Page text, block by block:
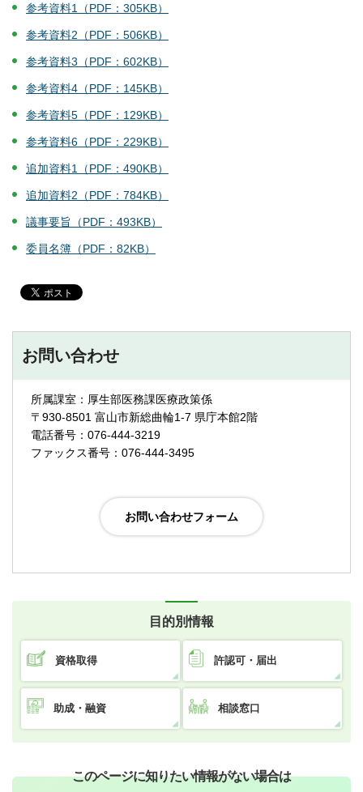
参考資料1（PDF：305KB）
参考資料2（PDF：506KB）
参考資料3（PDF：602KB）
参考資料4（PDF：145KB）
参考資料5（PDF：129KB）
参考資料6（PDF：229KB）
追加資料1（PDF：490KB）
追加資料2（PDF：784KB）
議事要旨（PDF：493KB）
委員名簿（PDF：82KB）
お問い合わせ
所属課室：厚生部医務課医療政策係
〒930-8501 富山市新総曲輪1-7 県庁本館2階
電話番号：076-444-3219
ファックス番号：076-444-3495
目的別情報
資格取得 許認可・届出
助成・融資 相談窓口
このページに知りたい情報がない場合は